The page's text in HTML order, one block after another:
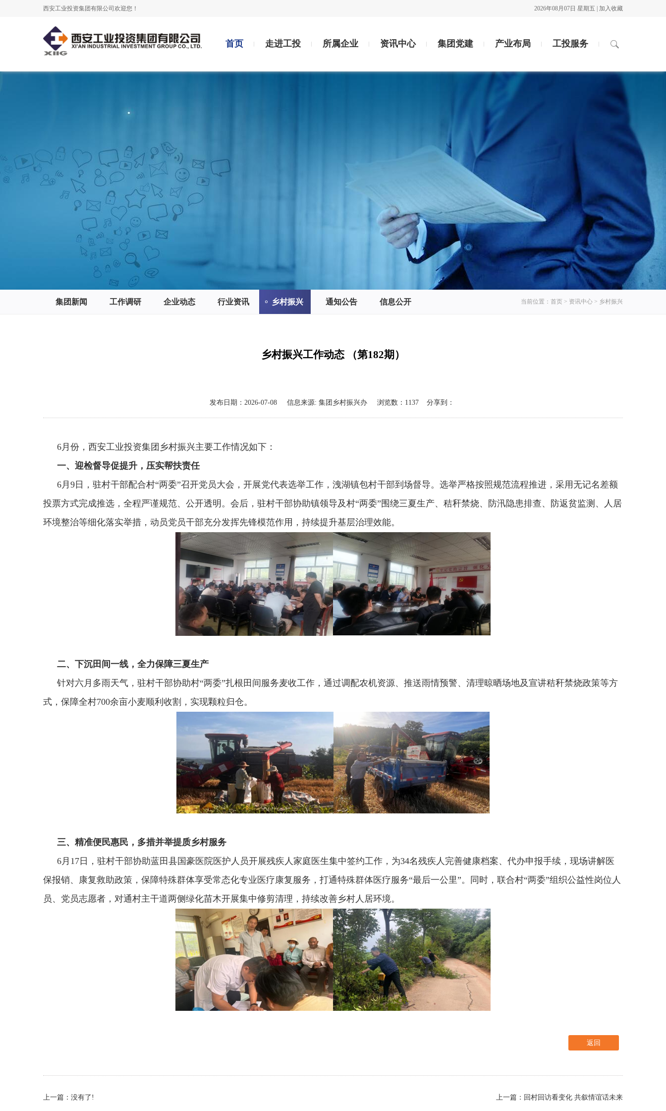
西安工业投资集团有限公司欢迎您！ 2026年08月07日 星期五 | 加入收藏
首页 走进工投 所属企业 资讯中心 集团党建 产业布局 工投服务
集团新闻 工作调研 企业动态 行业资讯 乡村振兴 通知公告 信息公开 当前位置： 首页 > 资讯中心 > 乡村振兴
乡村振兴工作动态 （第182期）
发布日期： 2026-07-08 信息来源: 集团乡村振兴办 浏览数： 1137 分享到：
6月份，西安工业投资集团乡村振兴主要工作情况如下：
一、迎检督导促提升，压实帮扶责任
6月9日，驻村干部配合村“两委”召开党员大会，开展党代表选举工作，洩湖镇包村干部到场督导。选举严格按照规范流程推进，采用无记名差额
投票方式完成推选，全程严谨规范、公开透明。会后，驻村干部协助镇领导及村“两委”围绕三夏生产、秸秆禁烧、防汛隐患排查、防返贫监测、人居
环境整治等细化落实举措，动员党员干部充分发挥先锋模范作用，持续提升基层治理效能。
二、下沉田间一线，全力保障三夏生产
针对六月多雨天气，驻村干部协助村“两委”扎根田间服务麦收工作，通过调配农机资源、推送雨情预警、清理晾晒场地及宣讲秸秆禁烧政策等方
式，保障全村700余亩小麦顺利收割，实现颗粒归仓。
三、精准便民惠民，多措并举提质乡村服务
6月17日，驻村干部协助蓝田县国豪医院医护人员开展残疾人家庭医生集中签约工作，为34名残疾人完善健康档案、代办申报手续，现场讲解医
保报销、康复救助政策，保障特殊群体享受常态化专业医疗康复服务，打通特殊群体医疗服务“最后一公里”。同时，联合村“两委”组织公益性岗位人
员、党员志愿者，对通村主干道两侧绿化苗木开展集中修剪清理，持续改善乡村人居环境。
返回
上一篇：没有了! 上一篇：回村回访看变化 共叙情谊话未来